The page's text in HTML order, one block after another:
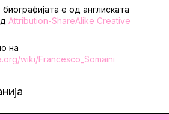
е од англиската
Attribution-ShareAlike Creative
на
wiki/Francesco_Somaini